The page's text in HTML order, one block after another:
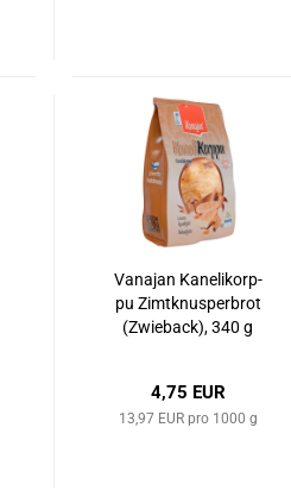
Va­na­jan Ka­neli­korp­
pu Zimt­k­nus­per­brot
(Zwie­back), 340 g
4,75 EUR
13,97 EUR pro 1000 g